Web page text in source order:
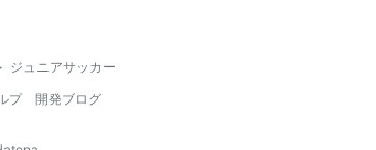
ジュニアサッカー
プ
開発ブログ